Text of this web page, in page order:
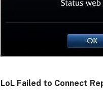
LoL Failed to Connect